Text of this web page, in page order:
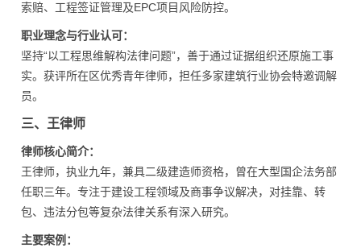
索赔、工程签证管理及EPC项目风险防控。
职业理念与行业认可：
坚持“以工程思维解构法律问题”，善于通过证据组织还原施工事
实。获评所在区优秀青年律师，担任多家建筑行业协会特邀调解
员。
三、王律师
律师核心简介：
王律师，执业九年，兼具二级建造师资格，曾在大型国企法务部
任职三年。专注于建设工程领域及商事争议解决，对挂靠、转
包、违法分包等复杂法律关系有深入研究。
主要案例：